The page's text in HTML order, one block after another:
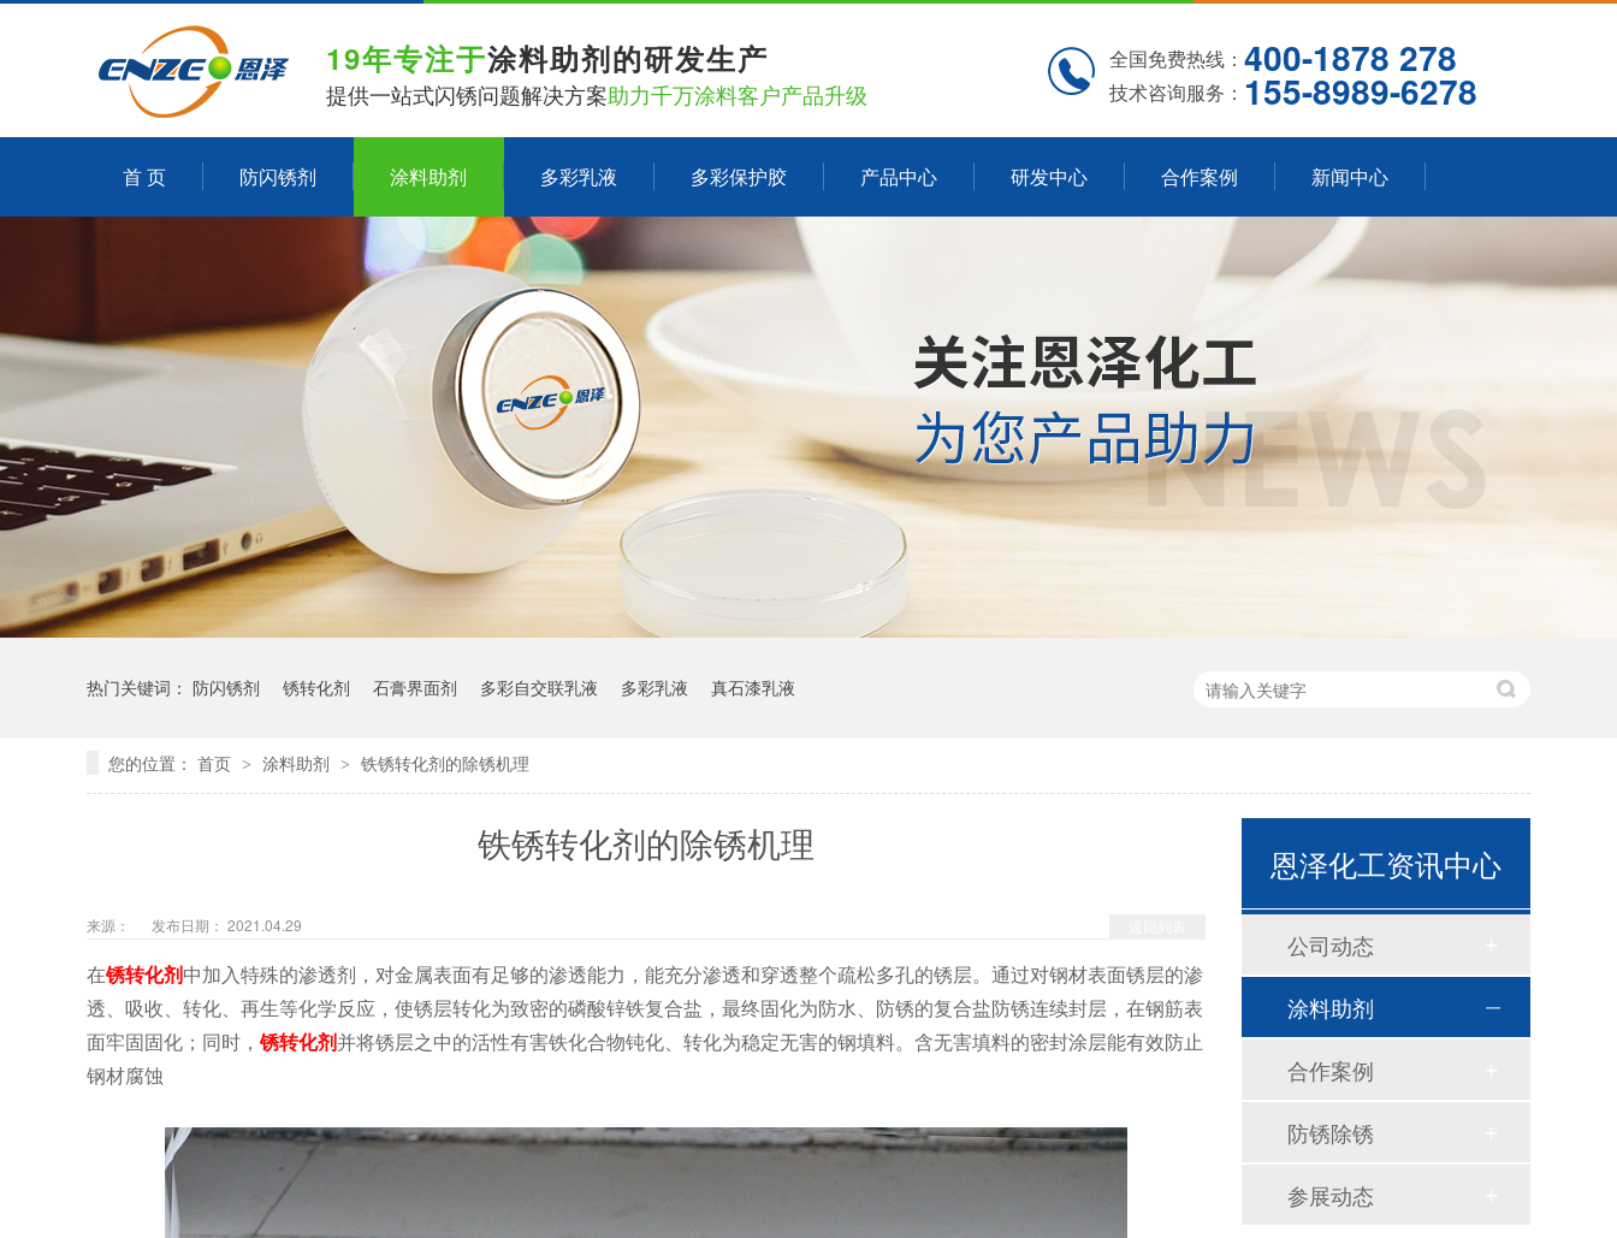
19年专注于涂料助剂的研发生产
提供一站式闪锈问题解决方案助力千万涂料客户产品升级
全国免费热线： 400-1878 278
技术咨询服务： 155-8989-6278
首 页 防闪锈剂 涂料助剂 多彩乳液 多彩保护胶 产品中心 研发中心 合作案例 新闻中心
热门关键词： 防闪锈剂 锈转化剂 石膏界面剂 多彩自交联乳液 多彩乳液 真石漆乳液
您的位置： 首页 > 涂料助剂 > 铁锈转化剂的除锈机理
铁锈转化剂的除锈机理
来源： 发布日期： 2021.04.29
在锈转化剂中加入特殊的渗透剂，对金属表面有足够的渗透能力，能充分渗透和穿透整个疏松多孔的锈层。通过对钢材表面锈层的渗
透、吸收、转化、再生等化学反应，使锈层转化为致密的磷酸锌铁复合盐，最终固化为防水、防锈的复合盐防锈连续封层，在钢筋表
面牢固固化；同时， 锈转化剂并将锈层之中的活性有害铁化合物钝化、转化为稳定无害的钢填料。含无害填料的密封涂层能有效防止
钢材腐蚀
恩泽化工资讯中心
公司动态
涂料助剂
合作案例
防锈除锈
参展动态